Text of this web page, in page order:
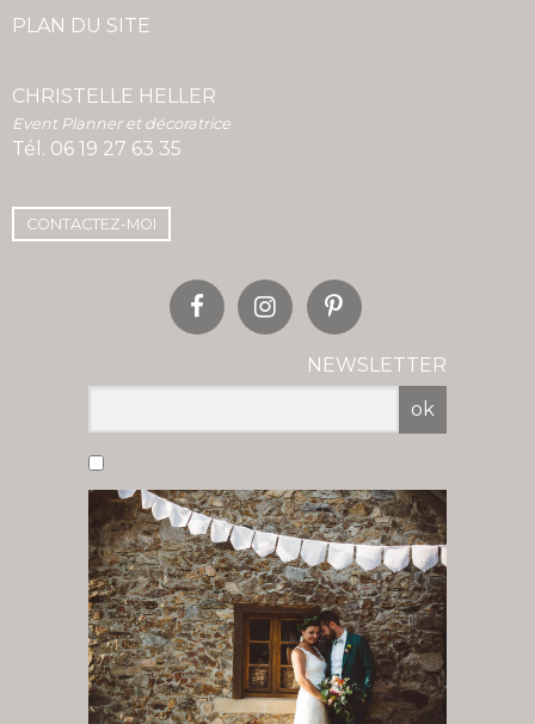
PLAN DU SITE
CHRISTELLE HELLER
Event Planner et décoratrice
Tél. 06 19 27 63 35
CONTACTEZ-MOI
NEWSLETTER
ok